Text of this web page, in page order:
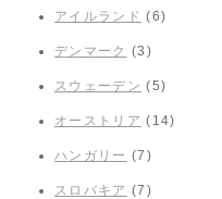
アイルランド (6)
デンマーク (3)
スウェーデン (5)
オーストリア (14)
ハンガリー (7)
スロバキア (7)